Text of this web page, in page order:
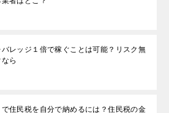
バレッジ１倍で稼ぐことは可能？リスク無
ら
住民税を自分で納めるには？住民税の金